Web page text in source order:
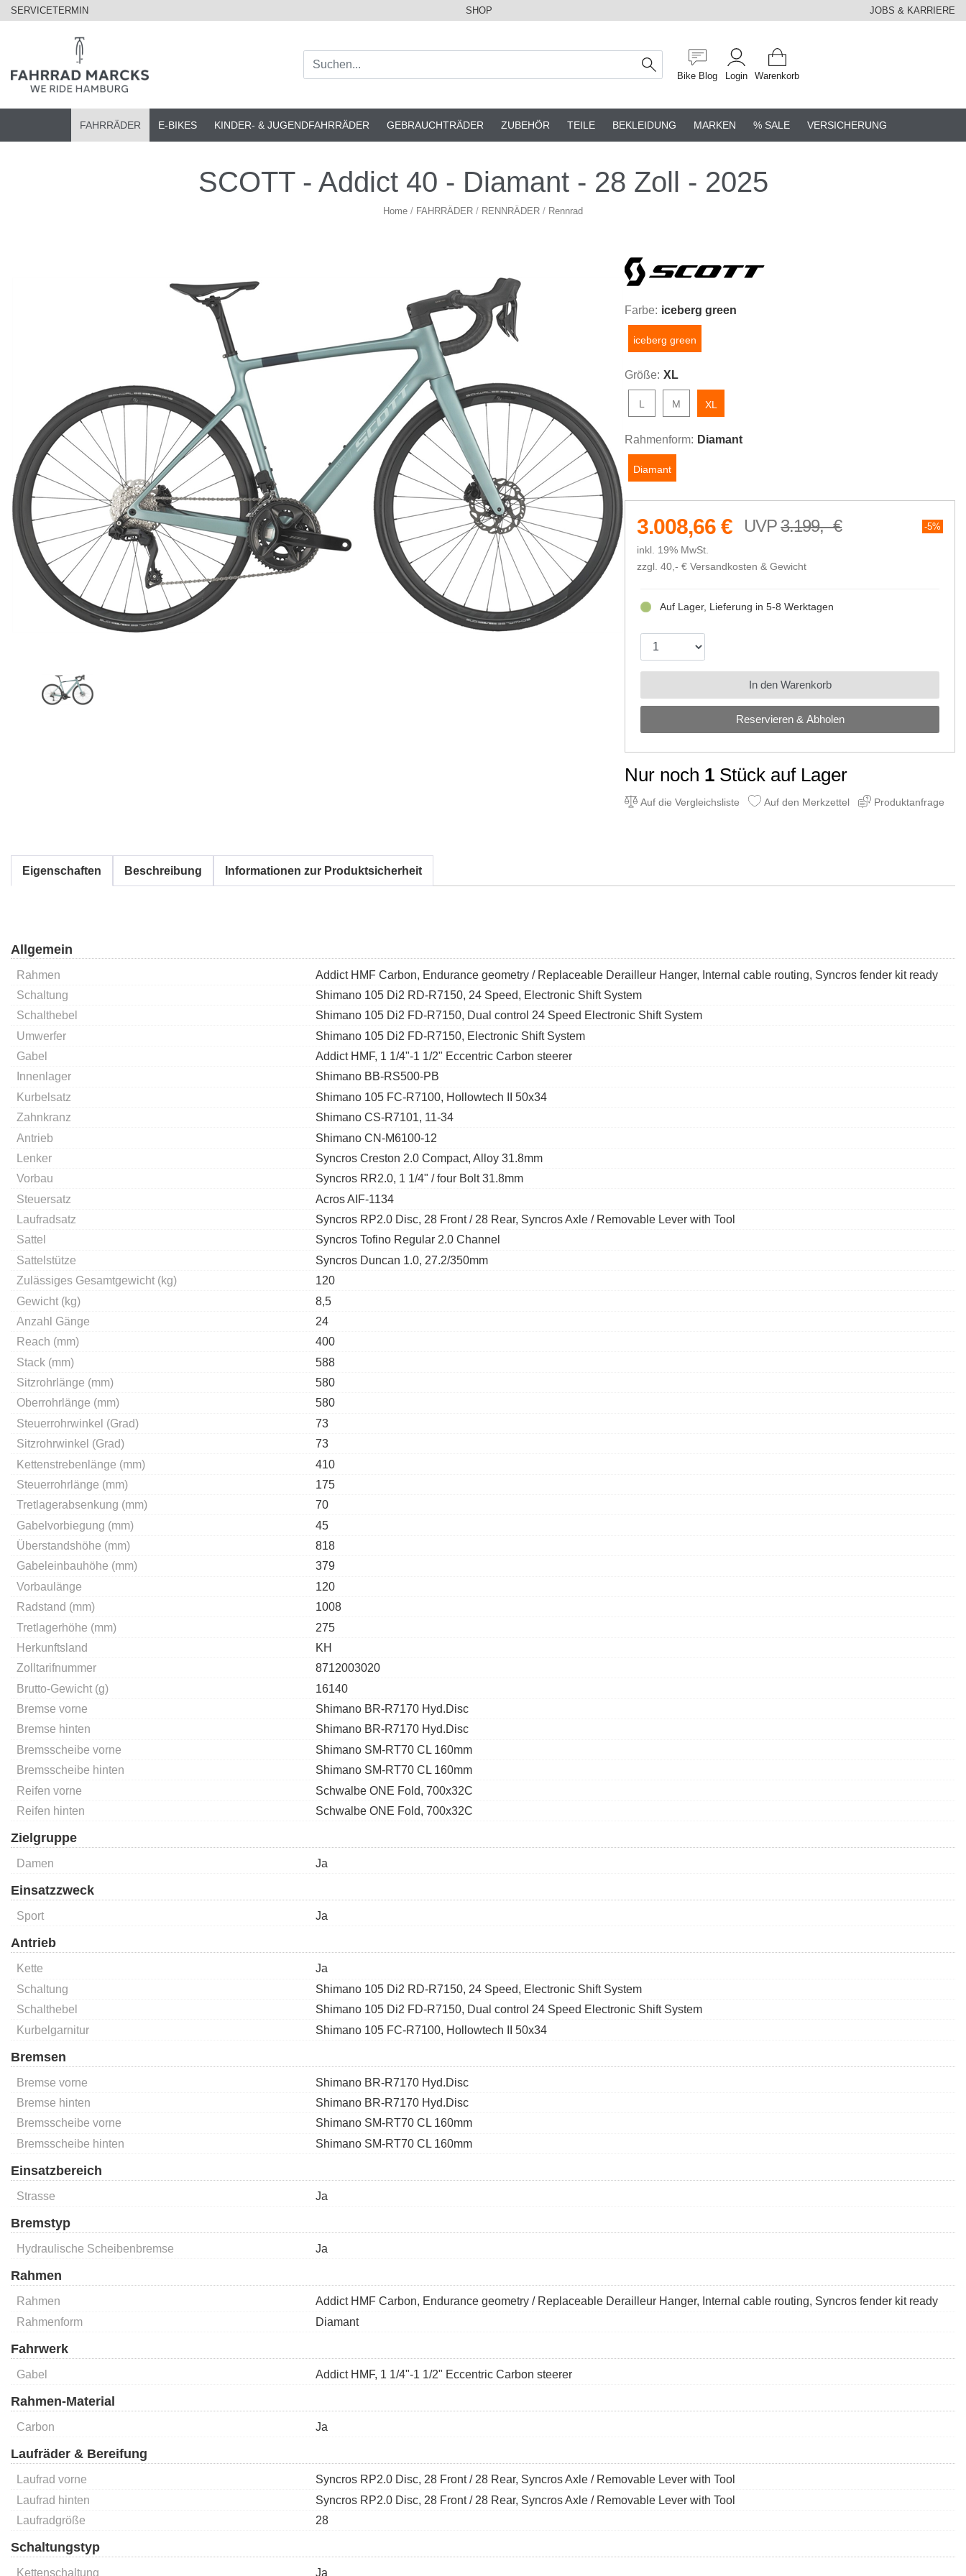
SERVICETERMIN SHOP JOBS & KARRIERE
Bike Blog Login Warenkorb
FAHRRÄDER E-BIKES KINDER- & JUGENDFAHRRÄDER GEBRAUCHTRÄDER ZUBEHÖR TEILE BEKLEIDUNG MARKEN % SALE VERSICHERUNG
SCOTT - Addict 40 - Diamant - 28 Zoll - 2025
Home / FAHRRÄDER / RENNRÄDER / Rennrad
Farbe: iceberg green
iceberg green
Größe: XL
L M XL
Rahmenform: Diamant
Diamant
3.199,- € 5%
3.008,66 €
inkl. 19% MwSt.
zzgl. 40,- € Versandkosten & Gewicht
Reservieren & Abholen
Auf Lager, Lieferung in 5-8 Werktagen
In den Warenkorb
Nur noch 1 Stück auf Lager
Auf die Vergleichsliste Auf den Merkzettel Produktanfrage
Eigenschaften Beschreibung Informationen zur Produktsicherheit
Allgemein
Rahmen
Addict HMF Carbon, Endurance geometry / Replaceable Derailleur Hanger, Internal cable routing, Syncros fender kit ready
Schaltung
Shimano 105 Di2 RD-R7150, 24 Speed, Electronic Shift System
Schalthebel
Shimano 105 Di2 FD-R7150, Dual control 24 Speed Electronic Shift System
Umwerfer
Shimano 105 Di2 FD-R7150, Electronic Shift System
Gabel
Addict HMF, 1 1/4"-1 1/2" Eccentric Carbon steerer
Innenlager
Shimano BB-RS500-PB
Kurbelsatz
Shimano 105 FC-R7100, Hollowtech II 50x34
Zahnkranz
Shimano CS-R7101, 11-34
Antrieb
Shimano CN-M6100-12
Lenker
Syncros Creston 2.0 Compact, Alloy 31.8mm
Vorbau
Syncros RR2.0, 1 1/4" / four Bolt 31.8mm
Steuersatz
Acros AIF-1134
Laufradsatz
Syncros RP2.0 Disc, 28 Front / 28 Rear, Syncros Axle / Removable Lever with Tool
Sattel
Syncros Tofino Regular 2.0 Channel
Sattelstütze
Syncros Duncan 1.0, 27.2/350mm
Zulässiges Gesamtgewicht (kg)
120
Gewicht (kg)
8,5
Anzahl Gänge
24
Reach (mm)
400
Stack (mm)
588
Sitzrohrlänge (mm)
580
Oberrohrlänge (mm)
580
Steuerrohrwinkel (Grad)
73
Sitzrohrwinkel (Grad)
73
Kettenstrebenlänge (mm)
410
Steuerrohrlänge (mm)
175
Tretlagerabsenkung (mm)
70
Gabelvorbiegung (mm)
45
Überstandshöhe (mm)
818
Gabeleinbauhöhe (mm)
379
Vorbaulänge
120
Radstand (mm)
1008
Tretlagerhöhe (mm)
275
Herkunftsland
KH
Zolltarifnummer
8712003020
Brutto-Gewicht (g)
16140
Bremse vorne
Shimano BR-R7170 Hyd.Disc
Bremse hinten
Shimano BR-R7170 Hyd.Disc
Bremsscheibe vorne
Shimano SM-RT70 CL 160mm
Bremsscheibe hinten
Shimano SM-RT70 CL 160mm
Reifen vorne
Schwalbe ONE Fold, 700x32C
Reifen hinten
Schwalbe ONE Fold, 700x32C
Zielgruppe
Damen Ja
Einsatzzweck
Sport Ja
Antrieb
Kette
Ja
Schaltung
Shimano 105 Di2 RD-R7150, 24 Speed, Electronic Shift System
Schalthebel
Shimano 105 Di2 FD-R7150, Dual control 24 Speed Electronic Shift System
Kurbelgarnitur
Shimano 105 FC-R7100, Hollowtech II 50x34
Bremsen
Bremse vorne
Shimano BR-R7170 Hyd.Disc
Bremse hinten
Shimano BR-R7170 Hyd.Disc
Bremsscheibe vorne
Shimano SM-RT70 CL 160mm
Bremsscheibe hinten
Shimano SM-RT70 CL 160mm
Einsatzbereich
Strasse Ja
Bremstyp
Hydraulische Scheibenbremse Ja
Rahmen
Rahmen
Addict HMF Carbon, Endurance geometry / Replaceable Derailleur Hanger, Internal cable routing, Syncros fender kit ready
Rahmenform
Diamant
Fahrwerk
Gabel Addict HMF, 1 1/4"-1 1/2" Eccentric Carbon steerer
Rahmen-Material
Carbon Ja
Laufräder & Bereifung
Laufrad vorne
Syncros RP2.0 Disc, 28 Front / 28 Rear, Syncros Axle / Removable Lever with Tool
Laufrad hinten
Syncros RP2.0 Disc, 28 Front / 28 Rear, Syncros Axle / Removable Lever with Tool
Laufradgröße
28
Schaltungstyp
Kettenschaltung Ja